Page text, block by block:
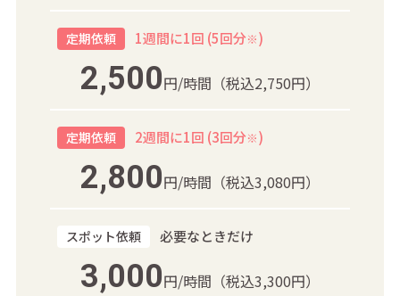
定期依頼 1週間に1回 (5回分※)
2,500円/時間 （税込2,750円）
定期依頼 2週間に1回 (3回分※)
2,800円/時間 （税込3,080円）
スポット依頼 必要なときだけ
3,000円/時間 （税込3,300円）